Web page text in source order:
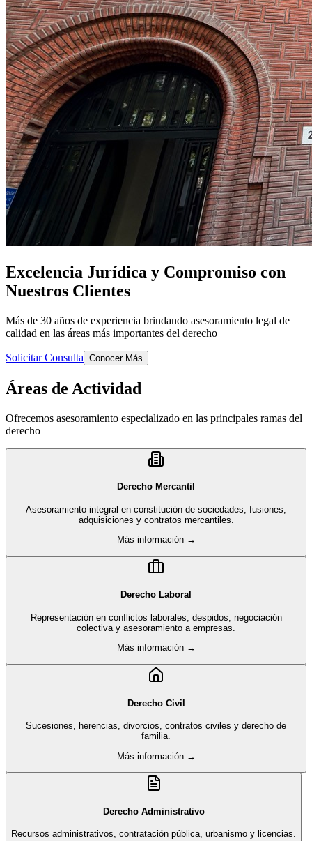
Excelencia Jurídica y Compromiso con
Nuestros Clientes
Más de 30 años de experiencia brindando asesoramiento legal de
calidad en las áreas más importantes del derecho
Solicitar Consulta Conocer Más
Áreas de Actividad
Ofrecemos asesoramiento especializado en las principales ramas del
derecho
Derecho Mercantil
Asesoramiento integral en constitución de sociedades, fusiones,
adquisiciones y contratos mercantiles.
Más información →
Derecho Laboral
Representación en conflictos laborales, despidos, negociación
colectiva y asesoramiento a empresas.
Más información →
Derecho Civil
Sucesiones, herencias, divorcios, contratos civiles y derecho de
familia.
Más información →
Derecho Administrativo
Recursos administrativos, contratación pública, urbanismo y licencias.